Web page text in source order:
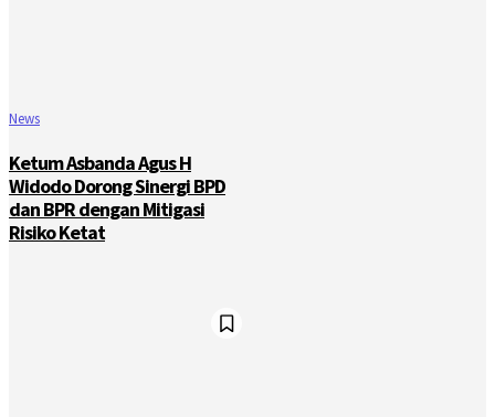
News
Ketum Asbanda Agus H
Widodo Dorong Sinergi BPD
dan BPR dengan Mitigasi
Risiko Ketat